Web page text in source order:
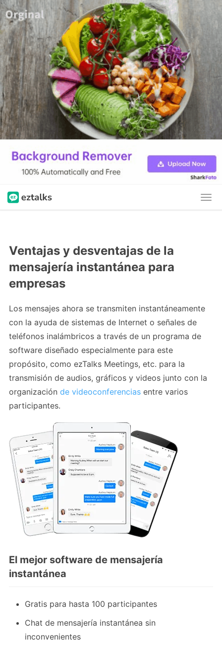
Ventajas y desventajas de la
mensajería instantánea para
empresas
Los mensajes ahora se transmiten instantáneamente
con la ayuda de sistemas de Internet o señales de
teléfonos inalámbricos a través de un programa de
software diseñado especialmente para este
propósito, como ezTalks Meetings, etc. para la
transmisión de audios, gráficos y videos junto con la
organización de videoconferencias entre varios
participantes.
El mejor software de mensajería
instantánea
Gratis para hasta 100 participantes
Chat de mensajería instantánea sin
inconvenientes